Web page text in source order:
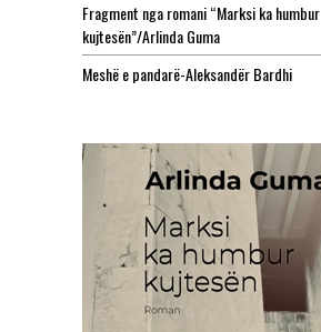
Fragment nga romani “Marksi ka humbur
kujtesën”/Arlinda Guma
Meshë e pandarë-Aleksandër Bardhi